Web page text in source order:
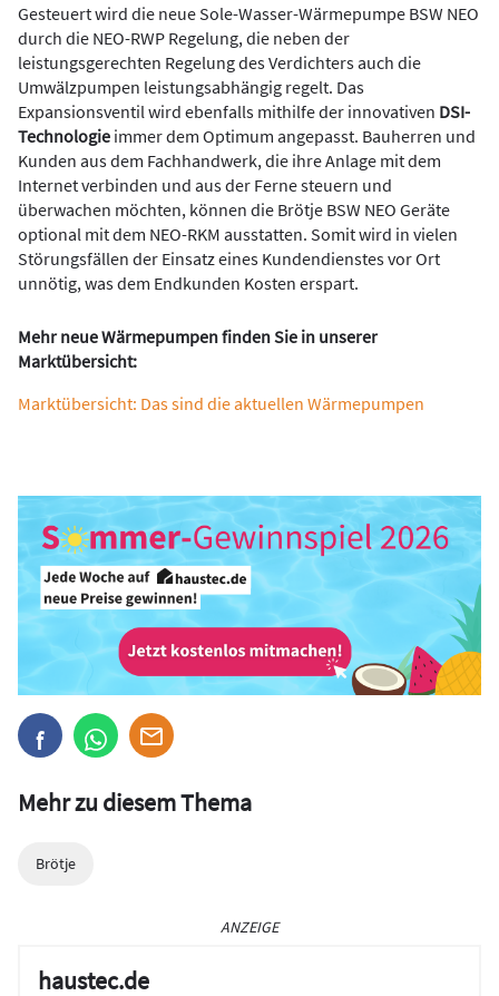
Gesteuert wird die neue Sole-Wasser-Wärmepumpe BSW NEO
durch die NEO-RWP Regelung, die neben der
leistungsgerechten Regelung des Verdichters auch die
Umwälzpumpen leistungsabhängig regelt. Das
Expansionsventil wird ebenfalls mithilfe der innovativen DSI-
Technologie immer dem Optimum angepasst. Bauherren und
Kunden aus dem Fachhandwerk, die ihre Anlage mit dem
Internet verbinden und aus der Ferne steuern und
überwachen möchten, können die Brötje BSW NEO Geräte
optional mit dem NEO-RKM ausstatten. Somit wird in vielen
Störungsfällen der Einsatz eines Kundendienstes vor Ort
unnötig, was dem Endkunden Kosten erspart.
Mehr neue Wärmepumpen finden Sie in unserer
Marktübersicht:
Marktübersicht: Das sind die aktuellen Wärmepumpen
Mehr zu diesem Thema
Brötje
ANZEIGE
haustec.de